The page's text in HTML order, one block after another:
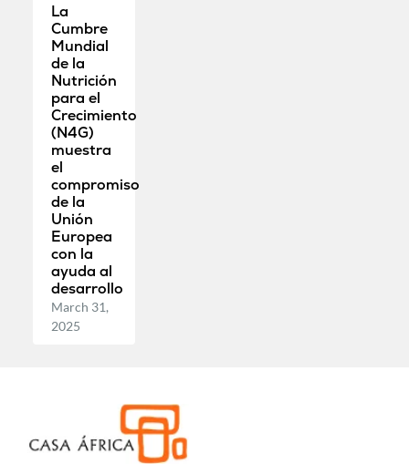
La
Cumbre
Mundial
de la
Nutrición
para el
Crecimiento
(N4G)
muestra
el
compromiso
de la
Unión
Europea
con la
ayuda al
desarrollo
March 31,
2025